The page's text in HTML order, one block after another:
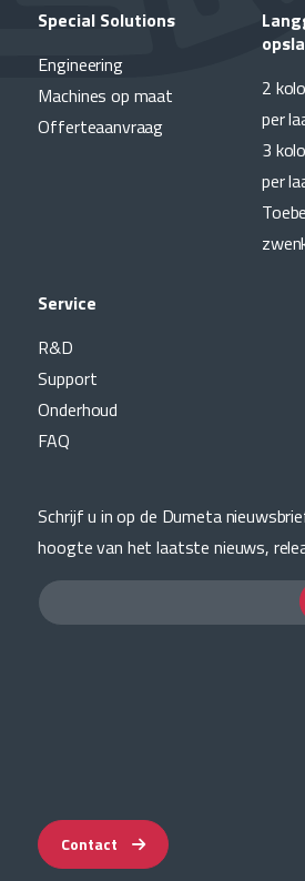
Special Solutions
Engineering
Machines op maat
Offerteaanvraag
2
per
3
per
Service
R&D
Support
Onderhoud
FAQ
Schrijf u in op de Dumeta
hoogte van het laatste nieuws,
Contact